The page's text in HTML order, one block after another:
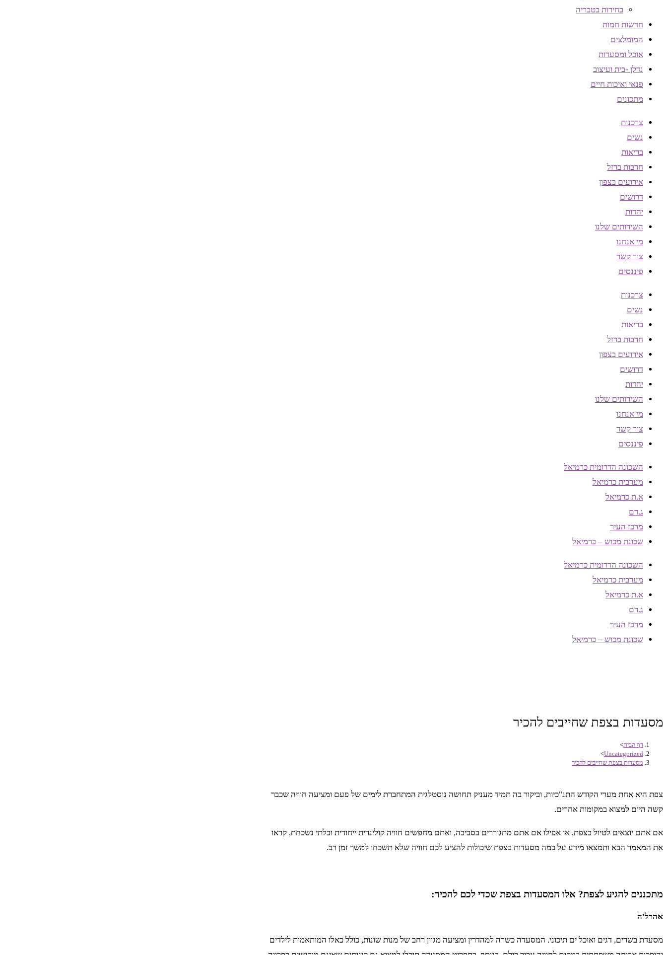
בחירות בטבריה
חדשות חמות
המומלצים
אוכל ומסעדות
נדלן -בית ועיצוב
פנאי ואיכות חיים
מתכונים
צרכנות
נשים
בריאות
חרבות ברזל
אירועים בצפון
דרושים
יהדות
השירותים שלנו
מי אנחנו
צור קשר
פיננסים
צרכנות
נשים
בריאות
חרבות ברזל
אירועים בצפון
דרושים
יהדות
השירותים שלנו
מי אנחנו
צור קשר
פיננסים
השכונה הדרומית כרמיאל
מערבית כרמיאל
א.ת כרמיאל
ג.רם
מרכז העיר
שכונת מכוש – כרמיאל
השכונה הדרומית כרמיאל
מערבית כרמיאל
א.ת כרמיאל
ג.רם
מרכז העיר
שכונת מכוש – כרמיאל
מסעדות בצפת שחייבים להכיר
דף הבית>
Uncategorized
>
מסעדות בצפת שחייבים להכיר
צפת היא אחת מערי הקודש התנ"כיות, וביקור בה תמיד מעניק תחושה נוסטלגית המתחברת לימים של פעם ומציעה חוויה שכבר
קשה היום למצוא במקומות אחרים.
אם אתם יוצאים לטיול בצפת, או אפילו אם אתם מתגוררים בסביבה, ואתם מחפשים חוויה קולינרית ייחודית ובלתי נשכחת, קראו
את המאמר הבא ותמצאו מידע על כמה מסעדות בצפת שיכולות להציע לכם חוויה שלא תשכחו למשך זמן רב.
מתכננים להגיע לצפת? אלו המסעדות בצפת שכדי לכם להכיר:
אהרל'ה
מסעדת בשרים, דגים ואוכל ים תיכוני. המסעדה כשרה למהדרין ומציעה מגוון רחב של מנות שונות, כולל כאלו המותאמות לילדים